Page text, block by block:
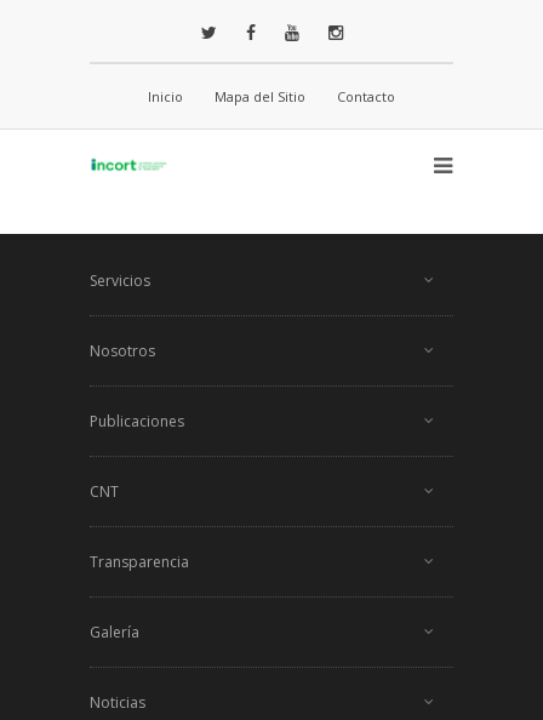
Inicio Mapa del Sitio Contacto
Servicios
Nosotros
Publicaciones
CNT
Transparencia
Galería
Noticias